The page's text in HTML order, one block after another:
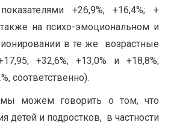
+26,9%; +16,4%; +
на психо-эмоциональном и
в те же возрастные
+32,6%; +13,0% и +18,8%;
соответственно).
можем говорить о том, что
детей и подростков, в частности